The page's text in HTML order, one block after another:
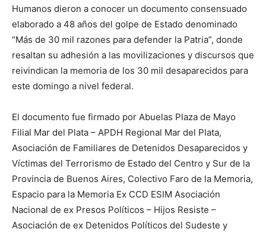
Humanos dieron a conocer un documento consensuado
elaborado a 48 años del golpe de Estado denominado
“Más de 30 mil razones para defender la Patria”, donde
resaltan su adhesión a las movilizaciones y discursos que
reivindican la memoria de los 30 mil desaparecidos para
este domingo a nivel federal.
El documento fue firmado por Abuelas Plaza de Mayo
Filial Mar del Plata – APDH Regional Mar del Plata,
Asociación de Familiares de Detenidos Desaparecidos y
Víctimas del Terrorismo de Estado del Centro y Sur de la
Provincia de Buenos Aires, Colectivo Faro de la Memoria,
Espacio para la Memoria Ex CCD ESIM Asociación
Nacional de ex Presos Políticos – Hijos Resiste –
Asociación de ex Detenidos Políticos del Sudeste y